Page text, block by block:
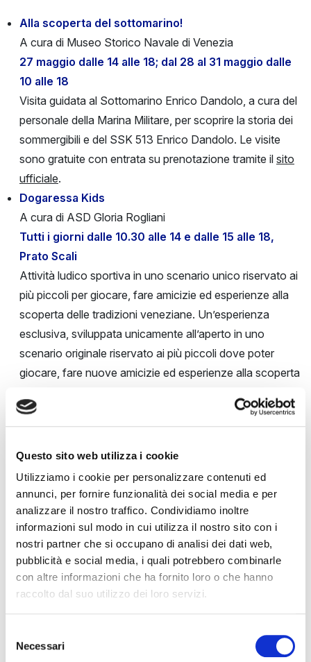
Questo sito web utilizza i cookie
Utilizziamo i cookie per personalizzare contenuti ed
annunci, per fornire funzionalità dei social media e per
analizzare il nostro traffico. Condividiamo inoltre
informazioni sul modo in cui utilizza il nostro sito con i
nostri partner che si occupano di analisi dei dati web,
pubblicità e social media, i quali potrebbero combinarle
con altre informazioni che ha fornito loro o che hanno
raccolto dal suo utilizzo dei loro servizi.
delNecessari
Alla scoperta del sottomarino!
A cura di Museo Storico Navale di Venezia
27 maggio dalle 14 alle 18; dal 28 al 31 maggio dalle
10 alle 18
Visita guidata al Sottomarino Enrico Dandolo, a cura del
personale della Marina Militare, per scoprire la storia dei
sommergibili e del SSK 513 Enrico Dandolo. Le visite
sono gratuite con entrata su prenotazione tramite il sito
ufficiale.
Dogaressa Kids
A cura di ASD Gloria Rogliani
Tutti i giorni dalle 10.30 alle 14 e dalle 15 alle 18,
Prato Scali
Attività ludico sportiva in uno scenario unico riservato ai
più piccoli per giocare, fare amicizie ed esperienze alla
scoperta delle tradizioni veneziane. Un’esperienza
esclusiva, sviluppata unicamente all’aperto in uno
scenario originale riservato ai più piccoli dove poter
giocare, fare nuove amicizie ed esperienze alla scoperta
sportive qualificate a disposizione dei piccoli visitatori del
Salone Nautico conducono laboratori didattici sulla
tradizione veneziana tra mappe, antichi mestieri, arte e
storia. Non manca l’attività sportiva con percorsi ginnici
all’aperto, la simulazione di voga con il sandalo
tradizionale veneziano a terra, e tanti altri giochi
divertenti da scoprire.
Laboratori Port Educational
A cura di Autorità di Sistema Portuale del Mare Adriatico
Settentrionale, Tesa 98
Attività ludico-didattiche dedicate a bambine e bambini,